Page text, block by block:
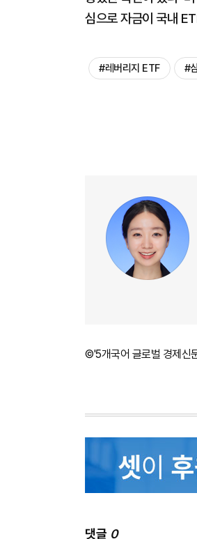
심으로 자금이 국내
#레버리지 ETF #
©'5개국어 글로벌 경제신
댓글 0